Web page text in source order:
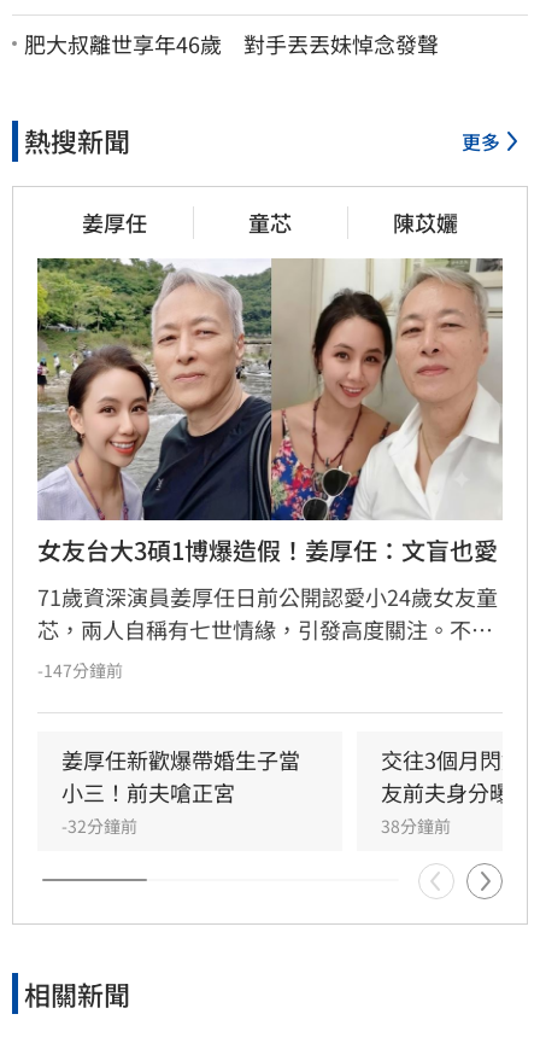
會揭可能原因
肥大叔離世享年46歲 對手丟丟妹悼念發聲
熱搜新聞 更多
姜厚任 童芯 陳苡孋
女友台大3碩1博爆造假！姜厚任：文盲也愛
71歲資深演員姜厚任日前公開認愛小24歲女友童
芯，兩人自稱有七世情緣，引發高度關注。不料
童芯隨即遭網友起底，不僅宣稱的台大「3碩1
姻史也遭挖出。面對外界排山倒海的質疑聲浪，
姜厚任展現霸氣護愛態度，強調感情不受學歷與
背景影響，更笑稱即便女友是文盲也照樣喜歡，
不受外界負面傳聞干擾，堅定捍衛這段相差39歲
的戀情。
-147分鐘前
姜厚任新歡爆帶婚生子當
小三！前夫嗆正宮
-32分鐘前
交往3個月閃婚
友前夫身分曝光
38分鐘前
相關新聞